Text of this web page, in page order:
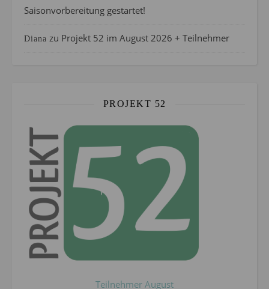
Saisonvorbereitung gestartet!
Diana zu Projekt 52 im August 2026 + Teilnehmer
PROJEKT 52
Teilnehmer August